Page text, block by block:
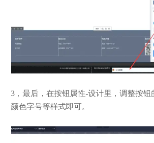
3，最后，在按钮属性-设计里，调整按钮
颜色字号等样式即可。